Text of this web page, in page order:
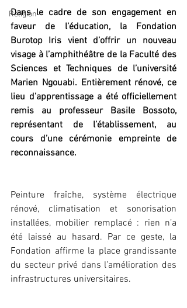
Religion
Dans le cadre de son engagement en
faveur de l’éducation, la Fondation
Burotop Iris vient d’offrir un nouveau
visage à l’amphithéâtre de la Faculté des
Sciences et Techniques de l’université
Marien Ngouabi. Entièrement rénové, ce
lieu d’apprentissage a été officiellement
remis au professeur Basile Bossoto,
représentant de l’établissement, au
cours d’une cérémonie empreinte de
reconnaissance.
Peinture fraîche, système électrique
rénové, climatisation et sonorisation
installées, mobilier remplacé : rien n’a
été laissé au hasard. Par ce geste, la
Fondation affirme la place grandissante
du secteur privé dans l’amélioration des
infrastructures universitaires.